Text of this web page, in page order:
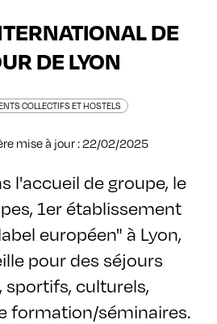
DE
DE LYON
COLLECTIFS ET HOSTELS
mise à jour : 22/02/2025
l'accueil de groupe, le
1er établissement
européen" à Lyon,
pour des séjours
sportifs, culturels,
formation/séminaires.